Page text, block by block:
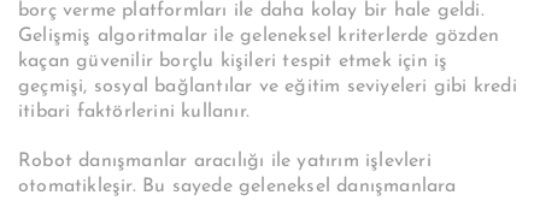
borç verme platformları ile daha kolay bir hale geldi.
Gelişmiş algoritmalar ile geleneksel kriterlerde gözden
kaçan güvenilir borçlu kişileri tespit etmek için iş
geçmişi, sosyal bağlantılar ve eğitim seviyeleri gibi kredi
itibari faktörlerini kullanır.
Robot danışmanlar aracılığı ile yatırım işlevleri
otomatikleşir. Bu sayede geleneksel danışmanlara